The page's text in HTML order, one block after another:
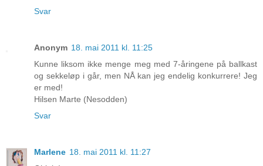
Svar
Anonym 18. mai 2011 kl. 11:25
Kunne liksom ikke menge meg med 7-åringene på ballkast
og sekkeløp i går, men NÅ kan jeg endelig konkurrere! Jeg
er med!
Hilsen Marte (Nesodden)
Svar
Marlene 18. mai 2011 kl. 11:27